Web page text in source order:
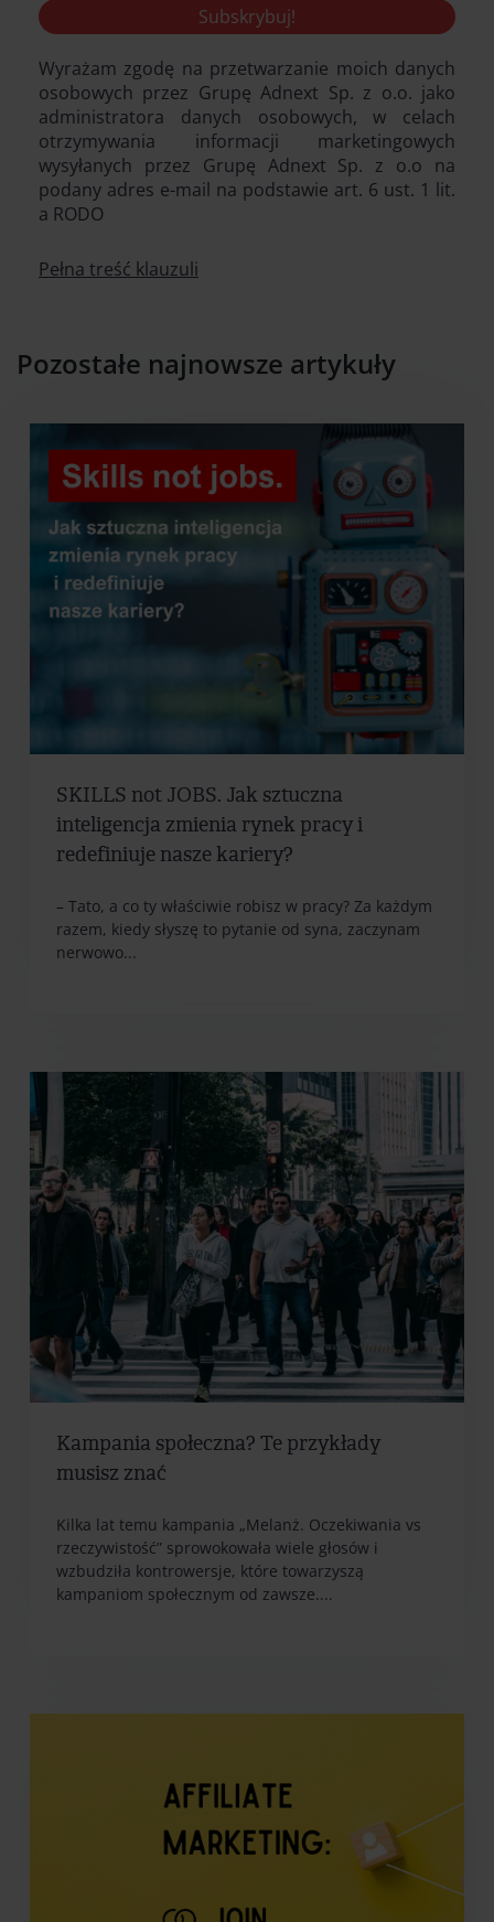
Wyrażam zgodę na przetwarzanie moich danych
osobowych przez Grupę Adnext Sp. z o.o. jako
administratora danych osobowych, w celach
otrzymywania informacji marketingowych
wysyłanych przez Grupę Adnext Sp. z o.o na
podany adres e-mail na podstawie art. 6 ust. 1 lit.
a RODO
Pełna treść klauzuli
Pozostałe najnowsze artykuły
SKILLS not JOBS. Jak sztuczna
inteligencja zmienia rynek pracy i
redefiniuje nasze kariery?
– Tato, a co ty właściwie robisz w pracy? Za każdym
razem, kiedy słyszę to pytanie od syna, zaczynam
nerwowo...
Kampania społeczna? Te przykłady
musisz znać
Kilka lat temu kampania „Melanż. Oczekiwania vs
rzeczywistość” sprowokowała wiele głosów i
wzbudziła kontrowersje, które towarzyszą
kampaniom społecznym od zawsze....